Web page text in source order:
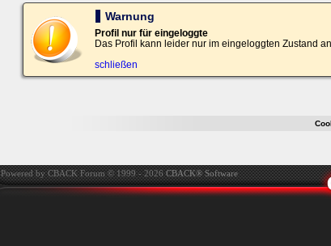
Bei jedem Besuch
automatisch einloggen.
Warnung
Profil nur für eingeloggte
Das Profil kann leider nur im eingeloggten Zustand
schließen
Powered by CBACK Forum © 1999 - 2026CBACK® Software